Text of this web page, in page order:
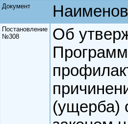
Документ
Постановление
№308
Об
(ущерба)